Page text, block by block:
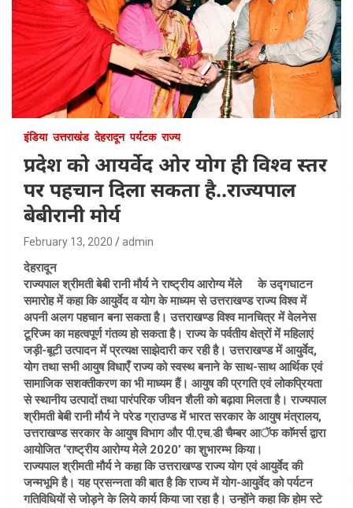
इंडिया उत्तराखंड देहरादून पर्यटक राज्य
प्रदेश को आयर्वेद ओर योग ही विश्व स्तर
पर पहचान दिला सकता है..राज्यपाल
बेबीरानी मोर्य
February 13, 2020 admin
देहरादून
राज्यपाल श्रीमती बेबी रानी मौर्य ने राष्ट्रीय आरोग्य मेंले के उद्गघाटन
समारोह में कहा कि आयुर्वेद व योग के माध्यम से उत्तराखण्ड राज्य विश्व में
अपनी अलग पहचान बना सकता है। उत्तराखण्ड विश्व मानचित्र में वेलनेस
टूरिज्म का महत्वपूर्ण गंतव्य हो सकता है। राज्य के पर्वतीय क्षेत्रों में महिलाएं
जड़ी-बूटी उत्पादन में प्रत्यक्ष साझेदारी कर रही है। उत्तराखण्ड में आयुर्वेद,
योग तथा सभी आयुष विधाएँ राज्य को स्वस्थ बनाने के साथ-साथ आर्थिक एवं
सामाजिक सशक्तीकरण का भी माध्यम हैं। आयुष की प्रगति एवं लोकप्रियता
से स्थानीय उत्पादों तथा पारंपरिक जीवन शैली को बढ़ावा मिलता है। राज्यपाल
श्रीमती बेबी रानी मौर्य ने परेड ग्राउण्ड में भारत सरकार के आयुष मंत्रालय,
उत्तराखण्ड सरकार के आयुष विभाग और पी.एच.डी चैम्बर आॅफ काॅमर्स द्वारा
आयोजित ‘राष्ट्रीय आरोग्य मेले 2020’ का शुभारम्भ किया।
राज्यपाल श्रीमती मौर्य ने कहा कि उत्तराखण्ड राज्य योग एवं आयुर्वेद की
जन्मभूमि है। यह प्रसन्नता की बात है कि राज्य में योग-आयुर्वेद को पर्यटन
गतिविधियों से जोड़ने के लिये कार्य किया जा रहा है। उन्होंने कहा कि होम स्टे